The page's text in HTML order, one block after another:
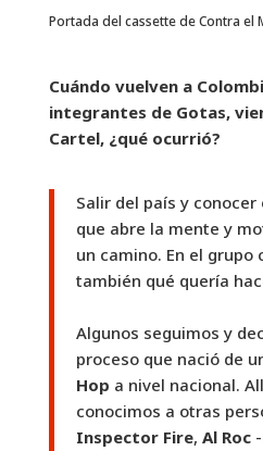
Portada del cassette de Contra el
Cuándo vuelven a
integrantes de Gotas,
Cartel, ¿qué ocurrió?
Salir del país y
que abre la mente y
un camino. En el grupo
también qué quería
Algunos seguimos y
proceso que nació de
Hop a nivel nacional.
conocimos a otras
Inspector Fire, Al Roc-